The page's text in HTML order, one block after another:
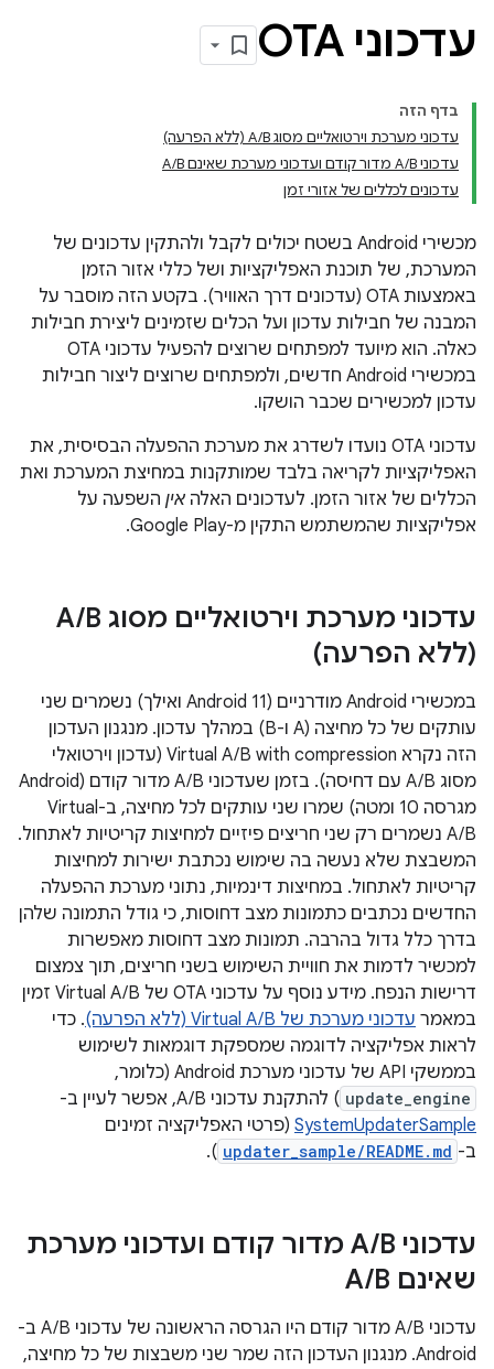
עדכוני OTA
בדף הזה
עדכוני מערכת וירטואליים מסוג A/B (ללא הפרעה)
עדכוני A/B מדור קודם ועדכוני מערכת שאינם A/B
עדכונים לכללים של אזורי זמן
מכשירי Android בשטח יכולים לקבל ולהתקין עדכונים של
המערכת, של תוכנת האפליקציות ושל כללי אזור הזמן
באמצעות OTA (עדכונים דרך האוויר). בקטע הזה מוסבר על
המבנה של חבילות עדכון ועל הכלים שזמינים ליצירת חבילות
כאלה. הוא מיועד למפתחים שרוצים להפעיל עדכוני OTA
במכשירי Android חדשים, ולמפתחים שרוצים ליצור חבילות
עדכון למכשירים שכבר הושקו.
עדכוני OTA נועדו לשדרג את מערכת ההפעלה הבסיסית, את
האפליקציות לקריאה בלבד שמותקנות במחיצת המערכת ואת
הכללים של אזור הזמן. לעדכונים האלה אין השפעה על
אפליקציות שהמשתמש התקין מ-Google Play.
עדכוני מערכת וירטואליים מסוג A /B
(ללא הפרעה)
במכשירי Android מודרניים (Android 11 ואילך) נשמרים שני
עותקים של כל מחיצה (A ו-B) במהלך עדכון. מנגנון העדכון
הזה נקרא Virtual A/B with compression (עדכון וירטואלי
מסוג A/B עם דחיסה). בזמן שעדכוני A/B מדור קודם (Android
מגרסה 10 ומטה) שמרו שני עותקים לכל מחיצה, ב-Virtual
A/B נשמרים רק שני חריצים פיזיים למחיצות קריטיות לאתחול.
המשבצת שלא נעשה בה שימוש נכתבת ישירות למחיצות
קריטיות לאתחול. במחיצות דינמיות, נתוני מערכת ההפעלה
החדשים נכתבים כתמונות מצב דחוסות, כי גודל התמונה שלהן
בדרך כלל גדול בהרבה. תמונות מצב דחוסות מאפשרות
למכשיר לדמות את חוויית השימוש בשני חריצים, תוך צמצום
דרישות הנפח. מידע נוסף על עדכוני OTA של Virtual A/B זמין
במאמר עדכוני מערכת של Virtual A/B (ללא הפרעה)
. כדי
לראות אפליקציה לדוגמה שמספקת דוגמאות לשימוש
בממשקי API של עדכוני מערכת Android (כלומר,
update_engine ) להתקנת עדכוני A/B, אפשר לעיין ב-
SystemUpdaterSample (פרטי האפליקציה זמינים
ב- updater_sample/README.md
).
עדכוני A /
B מדור קודם ועדכוני מערכת
שאינם A
/B
עדכוני A/B מדור קודם היו הגרסה הראשונה של עדכוני A/B ב-
Android. מנגנון העדכון הזה שמר שני משבצות של כל מחיצה,